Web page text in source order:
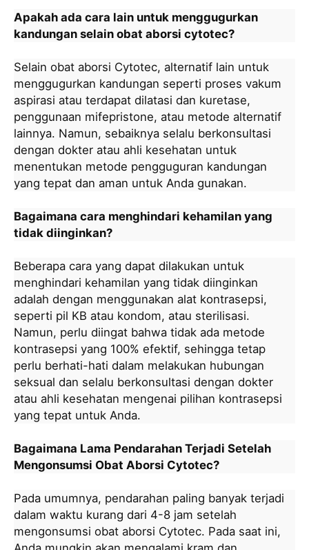
Apakah ada cara lain untuk menggugurkan
kandungan selain obat aborsi cytotec?
Selain obat aborsi Cytotec, alternatif lain untuk
menggugurkan kandungan seperti proses vakum
aspirasi atau terdapat dilatasi dan kuretase,
penggunaan mifepristone, atau metode alternatif
lainnya. Namun, sebaiknya selalu berkonsultasi
dengan dokter atau ahli kesehatan untuk
menentukan metode pengguguran kandungan
yang tepat dan aman untuk Anda gunakan.
Bagaimana cara menghindari kehamilan yang
tidak diinginkan?
Beberapa cara yang dapat dilakukan untuk
menghindari kehamilan yang tidak diinginkan
adalah dengan menggunakan alat kontrasepsi,
seperti pil KB atau kondom, atau sterilisasi.
Namun, perlu diingat bahwa tidak ada metode
kontrasepsi yang 100% efektif, sehingga tetap
perlu berhati-hati dalam melakukan hubungan
seksual dan selalu berkonsultasi dengan dokter
atau ahli kesehatan mengenai pilihan kontrasepsi
yang tepat untuk Anda.
Bagaimana Lama Pendarahan Terjadi Setelah
Mengonsumsi Obat Aborsi Cytotec?
Pada umumnya, pendarahan paling banyak terjadi
dalam waktu kurang dari 4-8 jam setelah
mengonsumsi obat aborsi Cytotec. Pada saat ini,